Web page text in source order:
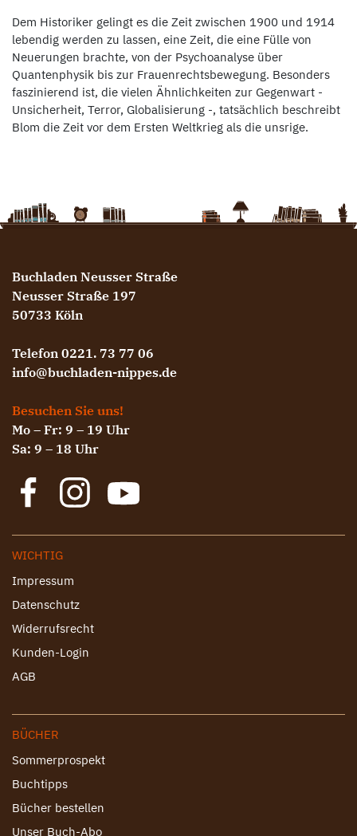
Dem Historiker gelingt es die Zeit zwischen 1900 und 1914
lebendig werden zu lassen, eine Zeit, die eine Fülle von
Neuerungen brachte, von der Psychoanalyse über
Quantenphysik bis zur Frauenrechtsbewegung. Besonders
faszinierend ist, die vielen Ähnlichkeiten zur Gegenwart -
Unsicherheit, Terror, Globalisierung -, tatsächlich beschreibt
Blom die Zeit vor dem Ersten Weltkrieg als die unsrige.
Buchladen Neusser Straße
Neusser Straße 197
50733 Köln
Telefon 0221. 73 77 06
info@buchladen-nippes.de
Besuchen Sie uns!
Mo – Fr: 9 – 19 Uhr
Sa: 9 – 18 Uhr
WICHTIG
Impressum
Datenschutz
Widerrufsrecht
Kunden-Login
AGB
BÜCHER
Sommerprospekt
Buchtipps
Bücher bestellen
Unser Buch-Abo